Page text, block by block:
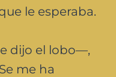
le esperaba.
dijo el lobo—,
me ha